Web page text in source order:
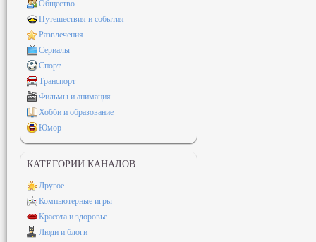
Общество
Путешествия и события
Развлечения
Сериалы
Спорт
Транспорт
Фильмы и анимация
Хобби и образование
Юмор
КАТЕГОРИИ КАНАЛОВ
Другое
Компьютерные игры
Красота и здоровье
Люди и блоги